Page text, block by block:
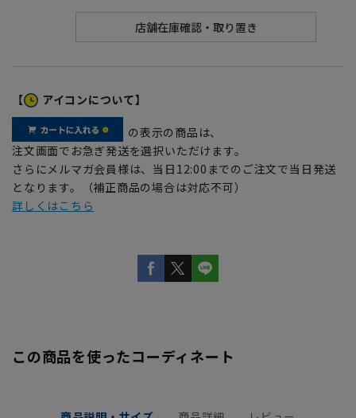
【 アイコンについて】
の表示の商品は、
注文画面でお急ぎ発送を選択いただけます。
さらにメルマガ会員様は、当日12:00までのご注文で当日発送
となります。（補正商品の場合は対応不可）
詳しくはこちら
この商品を使ったコーディネート